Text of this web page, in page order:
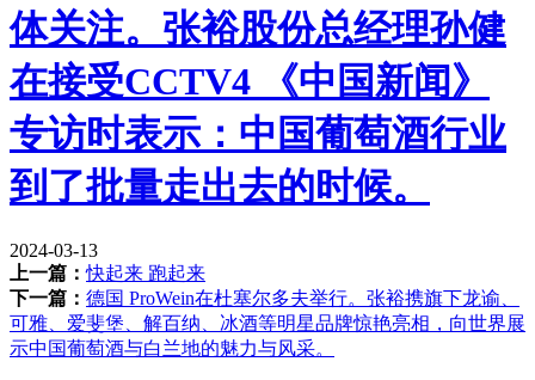
体关注。张裕股份总经理孙健
在接受CCTV4 《中国新闻》
专访时表示：中国葡萄酒行业
到了批量走出去的时候。
2024-03-13
上一篇：快起来 跑起来
下一篇： 德国 ProWein在杜塞尔多夫举行。张裕携旗下龙谕、
可雅、爱斐堡、解百纳、冰酒等明星品牌惊艳亮相，向世界展
示中国葡萄酒与白兰地的魅力与风采。